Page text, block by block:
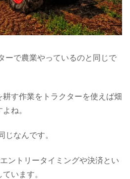
ーで農業やっているのと同じで
す作業をトラクターを使えば畑
ね。
じなんです。
ントリータイミングや決済とい
います。